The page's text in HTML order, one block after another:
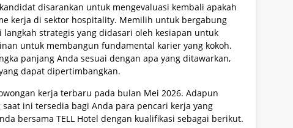
disarankan untuk mengevaluasi kembali apakah
kerja di sektor hospitality. Memilih untuk bergabung
langkah strategis yang didasari oleh kesiapan untuk
untuk membangun fundamental karier yang kokoh.
panjang Anda sesuai dengan apa yang ditawarkan,
dapat dipertimbangkan.
kerja terbaru pada bulan Mei 2026. Adapun
ini tersedia bagi Anda para pencari kerja yang
bersama TELL Hotel dengan kualifikasi sebagai berikut.